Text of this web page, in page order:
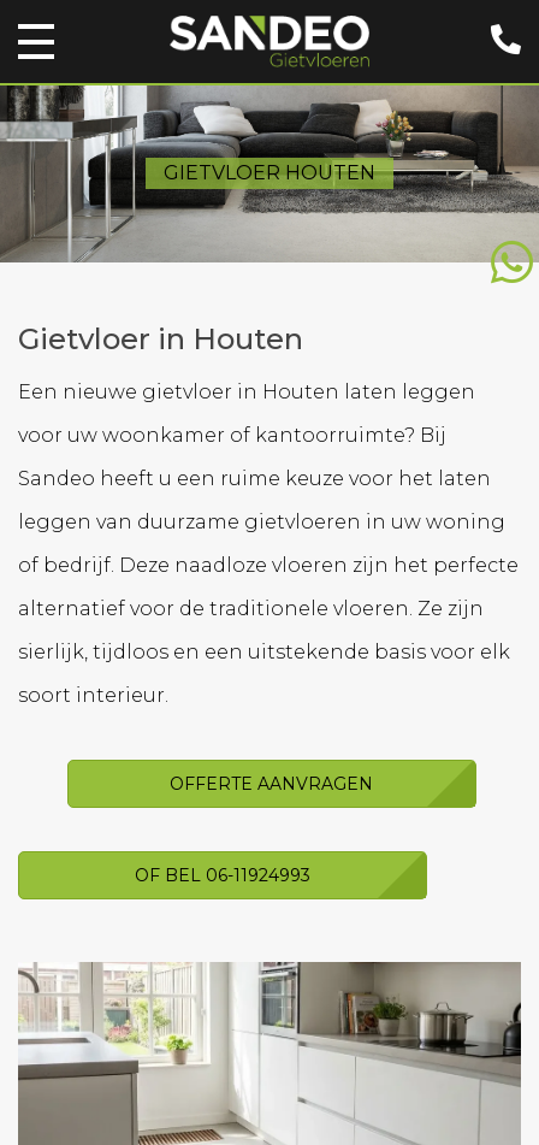
GIETVLOER HOUTEN
Gietvloer in Houten
Een nieuwe gietvloer in Houten laten leggen
voor uw woonkamer of kantoorruimte? Bij
Sandeo heeft u een ruime keuze voor het laten
leggen van duurzame gietvloeren in uw woning
of bedrijf. Deze naadloze vloeren zijn het perfecte
alternatief voor de traditionele vloeren. Ze zijn
sierlijk, tijdloos en een uitstekende basis voor elk
soort interieur.
OFFERTE AANVRAGEN
OF BEL 06-11924993